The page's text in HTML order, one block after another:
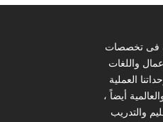
فى تخصصات
واللغات
العملية
أيضاً ،
والتدريب